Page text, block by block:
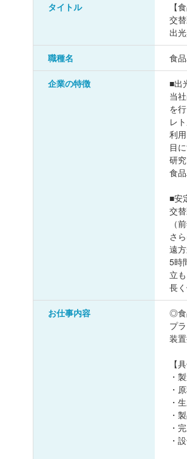
タイトル
【
交
出
職種名 食
企業の特徴
■出
当
を
レ
利
目
研
食
■安
交
（
さ
遠
5時
立
長
お仕事内容
◎食
プ
装
【
・
・
・
・
・
・